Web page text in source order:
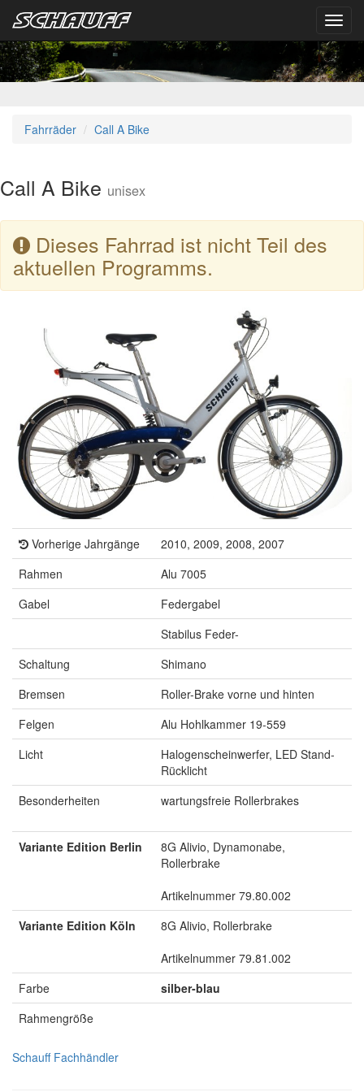
Fahrräder Call A Bike
Call A Bike unisex
Dieses Fahrrad ist nicht Teil des
aktuellen Programms.
Vorherige Jahrgänge
2010, 2009, 2008, 2007
Rahmen
Alu 7005
Gabel
Federgabel
Stabilus Feder-
Schaltung
Shimano
Bremsen
Roller-Brake vorne und hinten
Felgen
Alu Hohlkammer 19-559
Licht
Halogenscheinwerfer, LED Stand-
Rücklicht
Besonderheiten
wartungsfreie Rollerbrakes
Variante Edition Berlin
8G Alivio, Dynamonabe,
Rollerbrake
Artikelnummer 79.80.002
Variante Edition Köln
8G Alivio, Rollerbrake
Artikelnummer 79.81.002
Farbe
silber-blau
Rahmengröße
Schauff Fachhändler